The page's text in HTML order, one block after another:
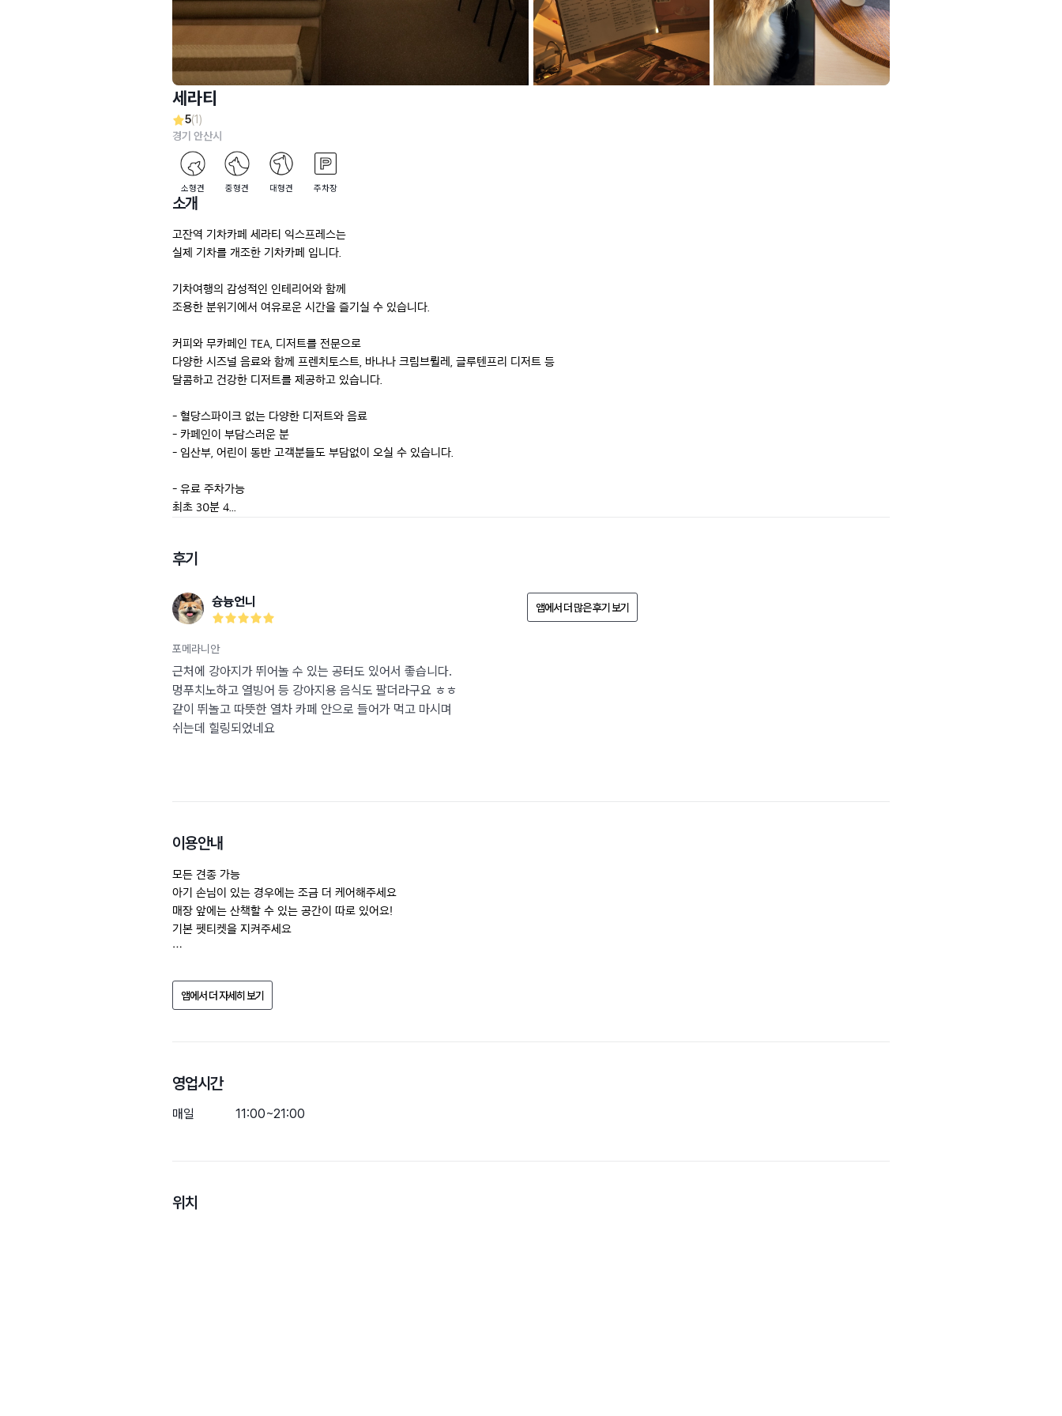
세라티
5(1)
경기 안산시
소형견 중형견 대형견 주차장
소개
고잔역 기차카페 세라티 익스프레스는
실제 기차를 개조한 기차카페 입니다.
기차여행의 감성적인 인테리어와 함께
조용한 분위기에서 여유로운 시간을 즐기실 수 있습니다.
커피와 무카페인 TEA, 디저트를 전문으로
다양한 시즈널 음료와 함께 프렌치토스트, 바나나 크림브륄레, 글루텐프리 디저트 등
달콤하고 건강한 디저트를 제공하고 있습니다.
- 혈당스파이크 없는 다양한 디저트와 음료
- 카페인이 부담스러운 분
- 임산부, 어린이 동반 고객분들도 부담없이 오실 수 있습니다.
- 유료 주차가능
최초 30분 4...
후기
슝늉언니
포메라니안
근처에 강아지가 뛰어놀 수 있는 공터도 있어서 좋습니다.
멍푸치노하고 열빙어 등 강아지용 음식도 팔더라구요 ㅎㅎ
같이 뛰놀고 따뜻한 열차 카페 안으로 들어가 먹고 마시며
쉬는데 힐링되었네요
앱에서 더 많은 후기 보기
이용안내
모든 견종 가능
아기 손님이 있는 경우에는 조금 더 케어해주세요
매장 앞에는 산책할 수 있는 공간이 따로 있어요!
기본 펫티켓을 지켜주세요
방문 전에 전화문의 해주세요.
앱에서 더 자세히 보기
영업시간
매일 11:00~21:00
위치